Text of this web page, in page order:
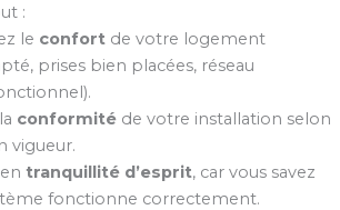
:
le confortde votre logement
prises bien placées, réseau
conformitéde votre installation selon
vigueur.
tranquillité d’esprit, car vous savez
fonctionne correctement.